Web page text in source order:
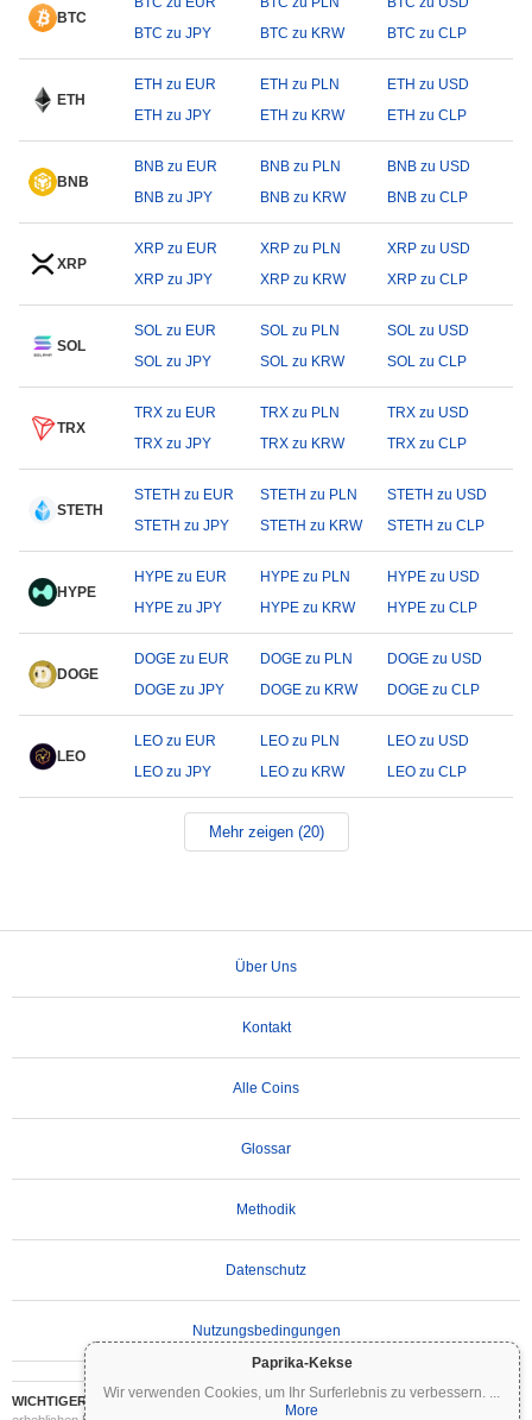
Paprika-Kekse
Wir verwenden Cookies, um Ihr Surferlebnis zu verbessern. ...
More
BTC
BTC zu JPY
BTC zu KRW BTC zu CLP
ETH
ETH zu EUR ETH zu PLN
ETH zu USD
ETH zu JPY
ETH zu KRW ETH zu CLP
BNB
BNB zu EUR BNB zu PLN
BNB zu USD
BNB zu JPY
BNB zu KRW BNB zu CLP
XRP
XRP zu EUR XRP zu PLN
XRP zu USD
XRP zu JPY
XRP zu KRW XRP zu CLP
SOL
SOL zu EUR SOL zu PLN
SOL zu USD
SOL zu JPY
SOL zu KRW SOL zu CLP
TRX
TRX zu EUR TRX zu PLN
TRX zu USD
TRX zu JPY
TRX zu KRW TRX zu CLP
STETH
STETH zu EUR STETH zu PLN
STETH zu USD
STETH zu JPY
STETH zu KRW STETH zu CLP
HYPE
HYPE zu EUR HYPE zu PLN
HYPE zu USD
HYPE zu JPY
HYPE zu KRW HYPE zu CLP
DOGE
DOGE zu EUR DOGE zu PLN
DOGE zu USD
DOGE zu JPY
DOGE zu KRW DOGE zu CLP
LEO
LEO zu EUR LEO zu PLN
LEO zu USD
LEO zu JPY
LEO zu KRW LEO zu CLP
Mehr zeigen (20)
Über Uns
Kontakt
Alle Coins
Glossar
Methodik
Datenschutz
Nutzungsbedingungen
WICHTIGER HAFTUNGSAUSSCHLUSS:Kryptowährungen sind hochvolatil und mit